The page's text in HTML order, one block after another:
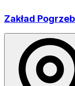
Zakład